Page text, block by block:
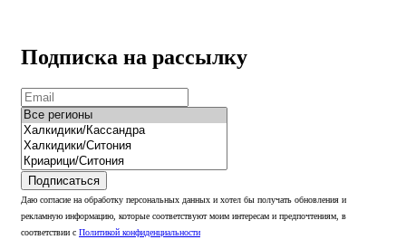
Подписка на рассылку
Подписаться
Даю согласие на обработку персональных данных и хотел бы получать обновления и
рекламную информацию, которые соответствуют моим интересам и предпочтениям, в
соответствии с Политикой конфиденциальности